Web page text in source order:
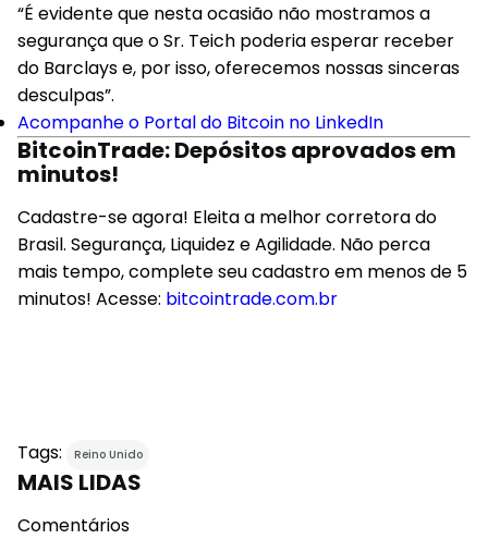
“É evidente que nesta ocasião não mostramos a
segurança que o Sr. Teich poderia esperar receber
do Barclays e, por isso, oferecemos nossas sinceras
desculpas”.
Acompanhe o Portal do Bitcoin no LinkedIn
BitcoinTrade: Depósitos aprovados em
minutos!
Cadastre-se agora! Eleita a melhor corretora do
Brasil. Segurança, Liquidez e Agilidade. Não perca
mais tempo, complete seu cadastro em menos de 5
minutos! Acesse: bitcointrade.com.br
Tags: Reino Unido
MAIS LIDAS
Comentários